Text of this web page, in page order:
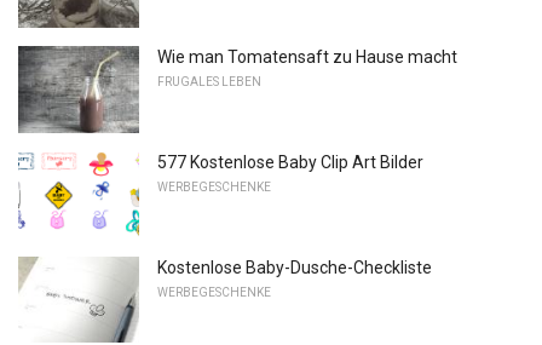
Wie man Tomatensaft zu Hause macht
FRUGALES LEBEN
577 Kostenlose Baby Clip Art Bilder
WERBEGESCHENKE
Kostenlose Baby-Dusche-Checkliste
WERBEGESCHENKE